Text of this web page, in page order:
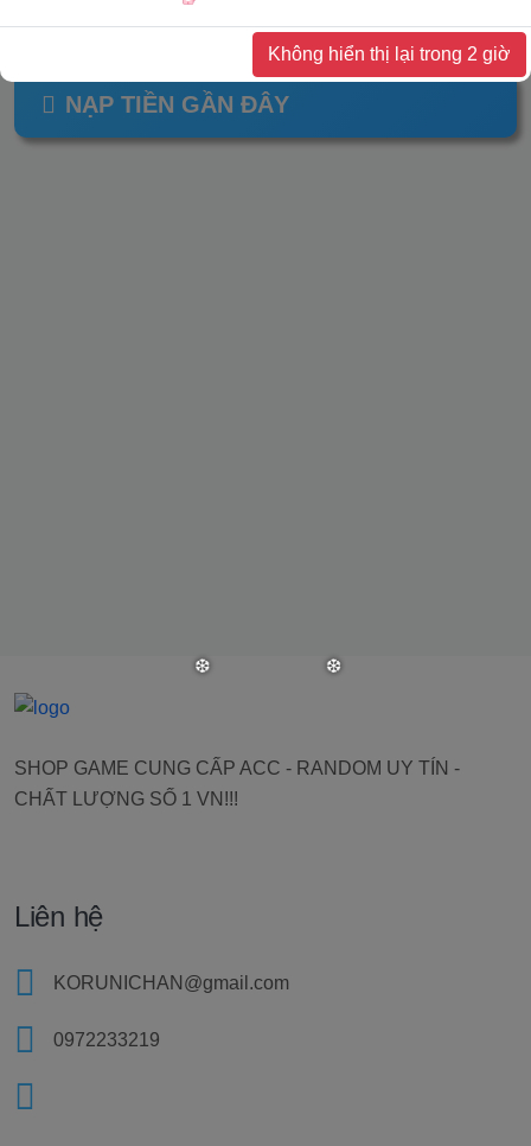
NẠP TIỀN GẦN ĐÂY
Không hiển thị lại trong 2 giờ
SHOP GAME CUNG CẤP ACC - RANDOM UY TÍN -
CHẤT LƯỢNG SỐ 1 VN!!!
Liên hệ
KORUNICHAN@gmail.com
0972233219
❆